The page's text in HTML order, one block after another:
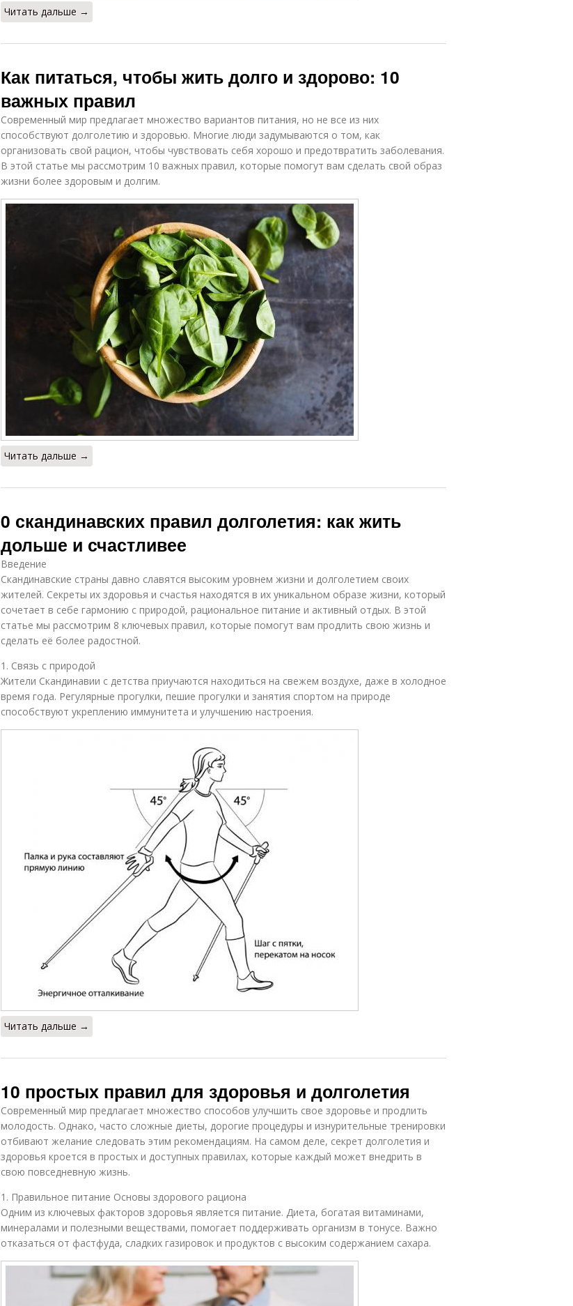
Читать дальше →
Как питаться, чтобы жить долго и здорово: 10
важных правил
Современный мир предлагает множество вариантов питания, но не все из них
способствуют долголетию и здоровью. Многие люди задумываются о том, как
организовать свой рацион, чтобы чувствовать себя хорошо и предотвратить заболевания.
В этой статье мы рассмотрим 10 важных правил, которые помогут вам сделать свой образ
жизни более здоровым и долгим.
Читать дальше →
0 скандинавских правил долголетия: как жить
дольше и счастливее
Введение
Скандинавские страны давно славятся высоким уровнем жизни и долголетием своих
жителей. Секреты их здоровья и счастья находятся в их уникальном образе жизни, который
сочетает в себе гармонию с природой, рациональное питание и активный отдых. В этой
статье мы рассмотрим 8 ключевых правил, которые помогут вам продлить свою жизнь и
сделать её более радостной.
1. Связь с природой
Жители Скандинавии с детства приучаются находиться на свежем воздухе, даже в холодное
время года. Регулярные прогулки, пешие прогулки и занятия спортом на природе
способствуют укреплению иммунитета и улучшению настроения.
Читать дальше →
10 простых правил для здоровья и долголетия
Современный мир предлагает множество способов улучшить свое здоровье и продлить
молодость. Однако, часто сложные диеты, дорогие процедуры и изнурительные тренировки
отбивают желание следовать этим рекомендациям. На самом деле, секрет долголетия и
здоровья кроется в простых и доступных правилах, которые каждый может внедрить в
свою повседневную жизнь.
1. Правильное питание Основы здорового рациона
Одним из ключевых факторов здоровья является питание. Диета, богатая витаминами,
минералами и полезными веществами, помогает поддерживать организм в тонусе. Важно
отказаться от фастфуда, сладких газировок и продуктов с высоким содержанием сахара.